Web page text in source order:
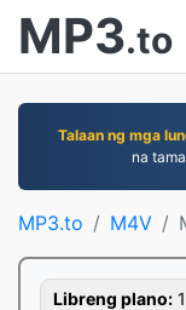
MP3.to
Talaan ng mga
na
MP3.to M4V
Libreng plano: